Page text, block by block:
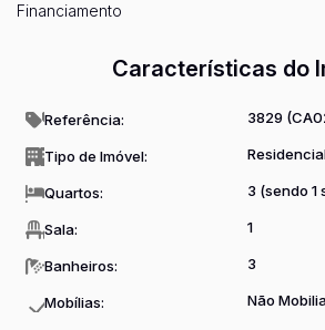
Financiamento
Características do
Referência: 3829
Tipo de Imóvel:
Quartos: 3 (sendo 1
Sala: 1
Banheiros: 3
Mobílias: Não